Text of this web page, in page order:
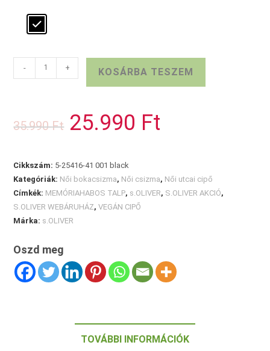
S.OLIVER
NŐI
- + KOSÁRBA TESZEM
35.990Ft
Original
price
was:
25.990 Ft
Cikkszám: 5-25416-41 001 black
Kategóriák: Női bokacsizma, Női csizma, Női utcai cipő
Címkék: MEMÓRIAHABOS TALP, s.OLIVER, S.OLIVER AKCIÓ,
S.OLIVER WEBÁRUHÁZ,VEGÁN CIPŐ
Márka: s.OLIVER
Oszd meg
TOVÁBBI INFORMÁCIÓK